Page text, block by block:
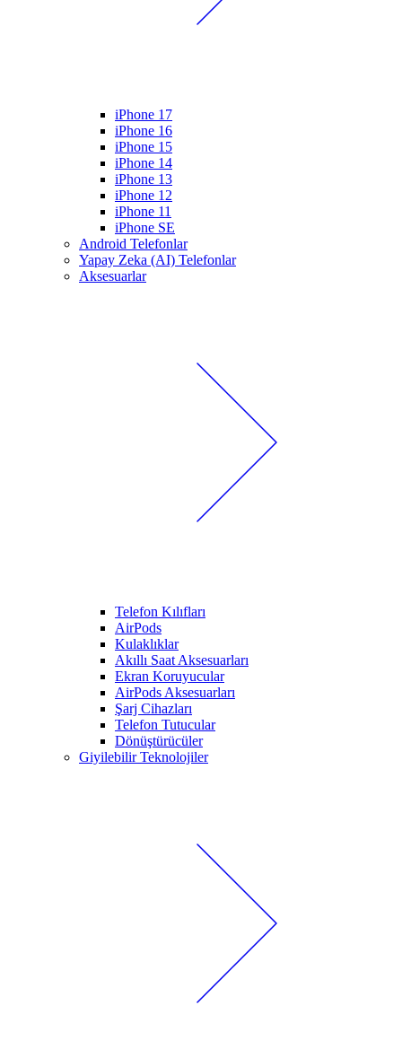
iPhone 17
iPhone 16
iPhone 15
iPhone 14
iPhone 13
iPhone 12
iPhone 11
iPhone SE
Android Telefonlar
Yapay Zeka (AI) Telefonlar
Aksesuarlar
Telefon Kılıfları
AirPods
Kulaklıklar
Akıllı Saat Aksesuarları
Ekran Koruyucular
AirPods Aksesuarları
Şarj Cihazları
Telefon Tutucular
Dönüştürücüler
Giyilebilir Teknolojiler